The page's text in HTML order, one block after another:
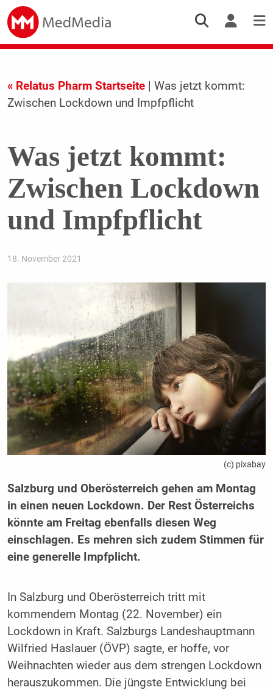
« Relatus Pharm Startseite| Was jetzt kommt:
Zwischen Lockdown und Impfpflicht
Was jetzt kommt:
Zwischen Lockdown
und Impfpflicht
18. November 2021
(c) pixabay
Salzburg und Oberösterreich gehen am Montag
in einen neuen Lockdown. Der Rest Österreichs
könnte am Freitag ebenfalls diesen Weg
einschlagen. Es mehren sich zudem Stimmen für
eine generelle Impfplicht.
In Salzburg und Oberösterreich tritt mit
kommendem Montag (22. November) ein
Lockdown in Kraft. Salzburgs Landeshauptmann
Wilfried Haslauer (ÖVP) sagte, er hoffe, vor
Weihnachten wieder aus dem strengen Lockdown
herauszukommen. Die jüngste Entwicklung bei